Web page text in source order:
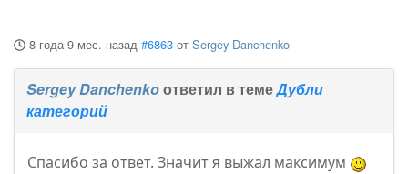
8 года 9 мес. назад #6863 от Sergey Danchenko
Sergey Danchenkoответил в темеДубли
категорий
Спасибо за ответ. Значит я выжал максимум